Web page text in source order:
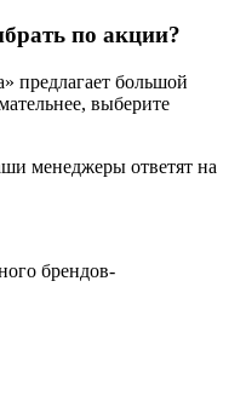
по акции?
предлагает большой
выберите
менеджеры ответят на
брендов-